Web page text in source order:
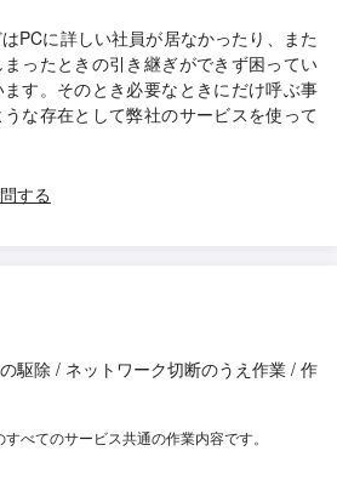
PCに詳しい社員が居なかったり、また
ったときの引き継ぎができず困ってい
す。そのとき必要なときにだけ呼ぶ事
な存在として弊社のサービスを使って
する
駆除 / ネットワーク切断のうえ作業 / 作
べてのサービス共通の作業内容です。